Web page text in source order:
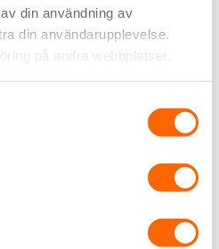
din användning av
din användarupplevelse.
på andra webbplatser.